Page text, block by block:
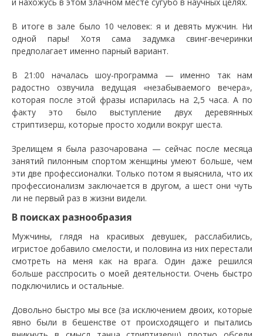
и нахожусь в этом злачном месте сугубо в научных целях.
В итоге в зале было 10 человек: я и девять мужчин. Ни
одной пары! Хотя сама задумка свинг-вечеринки
предполагает именно парный вариант.
В 21:00 началась шоу-программа — именно так нам
радостно озвучила ведущая «незабываемого вечера»,
которая после этой фразы испарилась на 2,5 часа. А по
факту это было выступление двух деревянных
стриптизерш, которые просто ходили вокруг шеста.
Зрелищем я была разочарована — сейчас после месяца
занятий пилонным спортом женщины умеют больше, чем
эти две профессионалки. Только потом я выяснила, что их
профессионализм заключается в другом, а шест они чуть
ли не первый раз в жизни видели.
В поисках разнообразия
Мужчины, глядя на красивых девушек, расслабились,
игристое добавило смелости, и половина из них перестали
смотреть на меня как на врага. Один даже решился
больше расспросить о моей деятельности. Очень быстро
подключились и остальные.
Довольно быстро мы все (за исключением двоих, которые
явно были в бешенстве от происходящего и пытались